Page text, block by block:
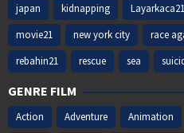
japan
kidnapping Layarkaca21
movie21
new york city race
rebahin21
rescue sea
GENRE FILM
Action Adventure Animation